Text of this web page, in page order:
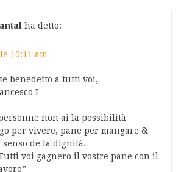
ha detto:
10:11 am
benedetto a tutti voi,
I
non ai la possibilità
per vivere, pane per mangare &
de la dignità.
voi gagnero il vostre pane con il